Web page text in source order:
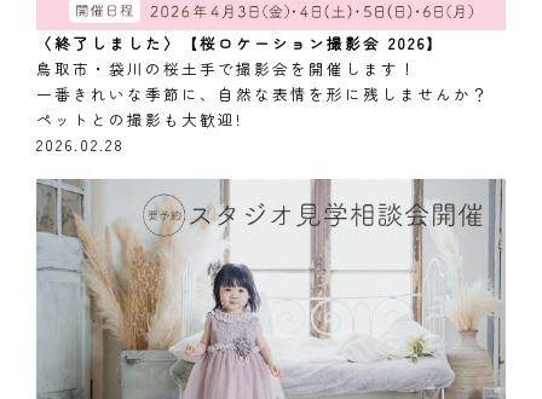
〈終了しました〉【桜ロケーション撮影会 2026】
鳥取市・袋川の桜土手で撮影会を開催します！
一番きれいな季節に、自然な表情を形に残しませんか？
ペットとの撮影も大歓迎!
2026.02.28